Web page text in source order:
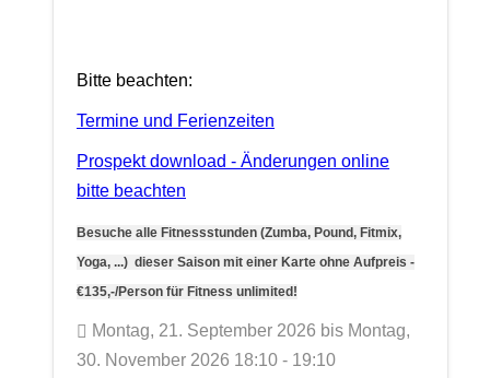
Bitte beachten:
Termine und Ferienzeiten
Prospekt download - Änderungen online
bitte beachten
Besuche alle Fitnessstunden (Zumba, Pound, Fitmix,
Yoga, ...) dieser Saison mit einer Karte ohne Aufpreis -
€135,-/Person für Fitness unlimited!
Montag, 21. September 2026 bis Montag,
30. November 2026 18:10 - 19:10